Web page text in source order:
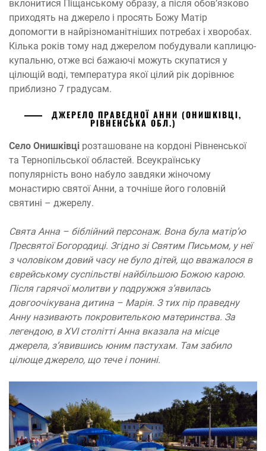
вклонитися Піщанському образу, а після обов’язково
приходять на джерело і просять Божу Матір
допомогти в найрізноманітніших потребах і хворобах.
Кілька років тому над джерелом побудували каплицю-
купальню, отже всі бажаючі можуть скупатися у
цілющій воді, температура якої цілий рік дорівнює
приблизно 7 градусам.
ДЖЕРЕЛО ПРАВЕДНОЇ АННИ (ОНИШКІВЦІ,
РІВНЕНСЬКА ОБЛ.)
Село Онишківці розташоване на кордоні Рівненської
та Тернопільської областей. Всеукраїнську
популярність воно набуло завдяки жіночому
монастирю святої Анни, а точніше його головній
святині – джерелу.
Свята Анна – біблійний персонаж. Вона була матір’ю
Пресвятої Богородиці. Згідно зі Святим Письмом, у неї
з чоловіком довий часу не було дітей, що вважалося в
єврейському суспільстві найбільшою Божою карою.
Після гарячої молитви у подружжя з’явилась
довгоочікувана дитина – Марія. З тих пір праведну
Анну називають покровителькою материнства. За
легендою, в XVI столітті Анна вказала на місце
джерела, з’явившись юним пастухам. Там забило
цілюще джерело, що тече і понині.